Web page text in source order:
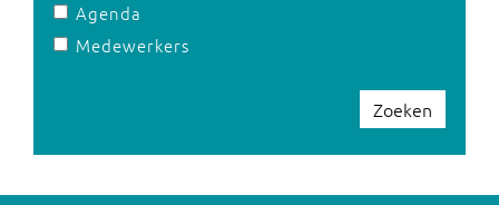
Agenda
Medewerkers
Zoeken